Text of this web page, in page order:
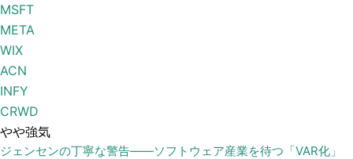
MSFT
META
WIX
ACN
INFY
CRWD
やや強気
ジェンセンの丁寧な警告——ソフトウェア産業を待つ「VAR化」